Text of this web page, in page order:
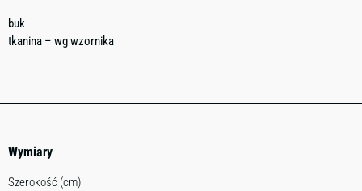
buk
tkanina – wg wzornika
Wymiary
Szerokość (cm)